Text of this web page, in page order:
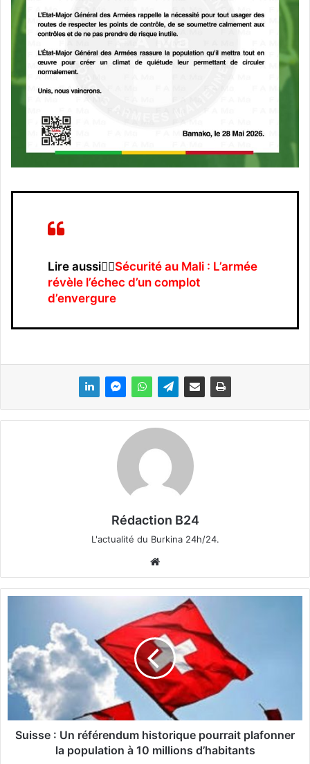
Lire aussi👉🏿Sécurité au Mali : L’armée
révèle l’échec d’un complot
d’envergure
Rédaction B24
L'actualité du Burkina 24h/24.
bsi
te
s
e
:
n
Suisse : Un référendum historique pourrait plafonner
la population à 10 millions d’habitants